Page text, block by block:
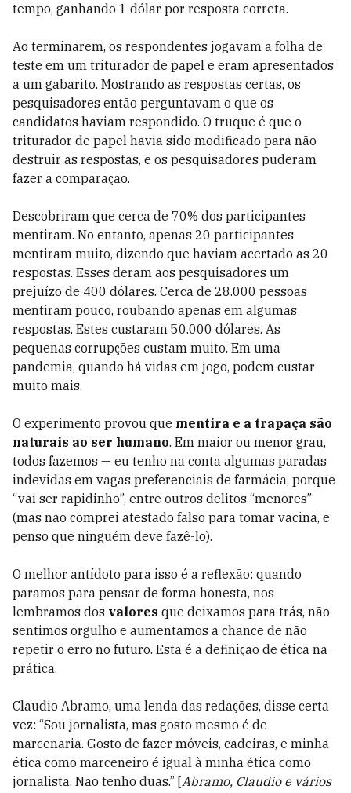
tempo, ganhando 1 dólar por resposta correta.
Ao terminarem, os respondentes jogavam a folha de
teste em um triturador de papel e eram apresentados
a um gabarito. Mostrando as respostas certas, os
pesquisadores então perguntavam o que os
candidatos haviam respondido. O truque é que o
triturador de papel havia sido modificado para não
destruir as respostas, e os pesquisadores puderam
fazer a comparação.
Descobriram que cerca de 70% dos participantes
mentiram. No entanto, apenas 20 participantes
mentiram muito, dizendo que haviam acertado as 20
respostas. Esses deram aos pesquisadores um
prejuízo de 400 dólares. Cerca de 28.000 pessoas
mentiram pouco, roubando apenas em algumas
respostas. Estes custaram 50.000 dólares. As
pequenas corrupções custam muito. Em uma
pandemia, quando há vidas em jogo, podem custar
muito mais.
O experimento provou que mentira e a trapaça são
naturais ao ser humano. Em maior ou menor grau,
todos fazemos — eu tenho na conta algumas paradas
indevidas em vagas preferenciais de farmácia, porque
“vai ser rapidinho”, entre outros delitos “menores”
(mas não comprei atestado falso para tomar vacina, e
penso que ninguém deve fazê-lo).
O melhor antídoto para isso é a reflexão: quando
paramos para pensar de forma honesta, nos
lembramos dos valores que deixamos para trás, não
sentimos orgulho e aumentamos a chance de não
repetir o erro no futuro. Esta é a definição de ética na
prática.
Claudio Abramo, uma lenda das redações, disse certa
vez: “Sou jornalista, mas gosto mesmo é de
marcenaria. Gosto de fazer móveis, cadeiras, e minha
ética como marceneiro é igual à minha ética como
jornalista. Não tenho duas.” [Abramo, Claudio e vários